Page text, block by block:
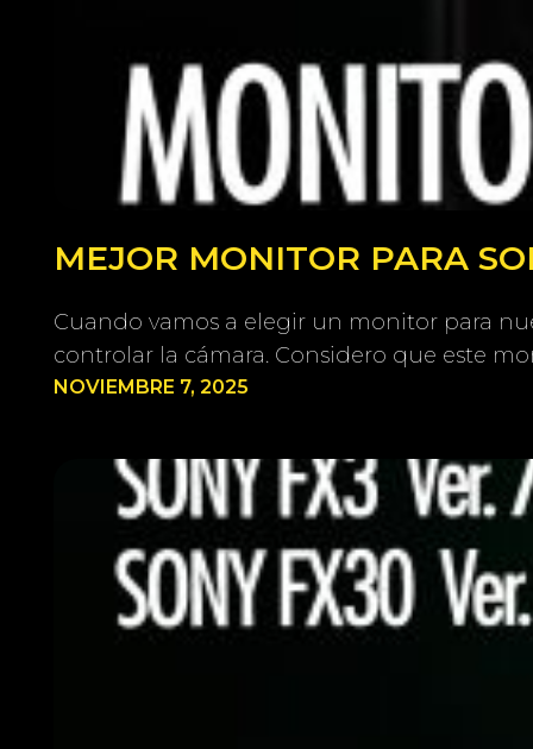
MEJOR MONITOR PARA
Cuando vamos a elegir un monitor para
controlar la cámara. Considero que este
NOVIEMBRE 7, 2025